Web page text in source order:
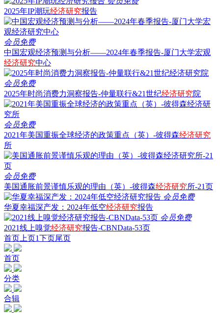
2025年IP潮玩经济研究报告
会员免费
中国宏观经济预测与分析——2024年春季报告-厦门大学宏观
经济研究中心
会员免费
2025年时尚消费力洞察报告-仲量联行&21世纪经济研究院
会员免费
2021年美国重振全球经济的政策重点（英）-彼得森经济研究
所
会员免费
美国通胀前景谨慎乐观的理由（英）-彼得森经济研究所-21页
会员免费
华夏幸福深产发：2024年低空经济研究报告
会员免费
2021线上嗅觉经济研究报告-CBNData-53页
首页 上页1下页尾页
首页
分类
合辑